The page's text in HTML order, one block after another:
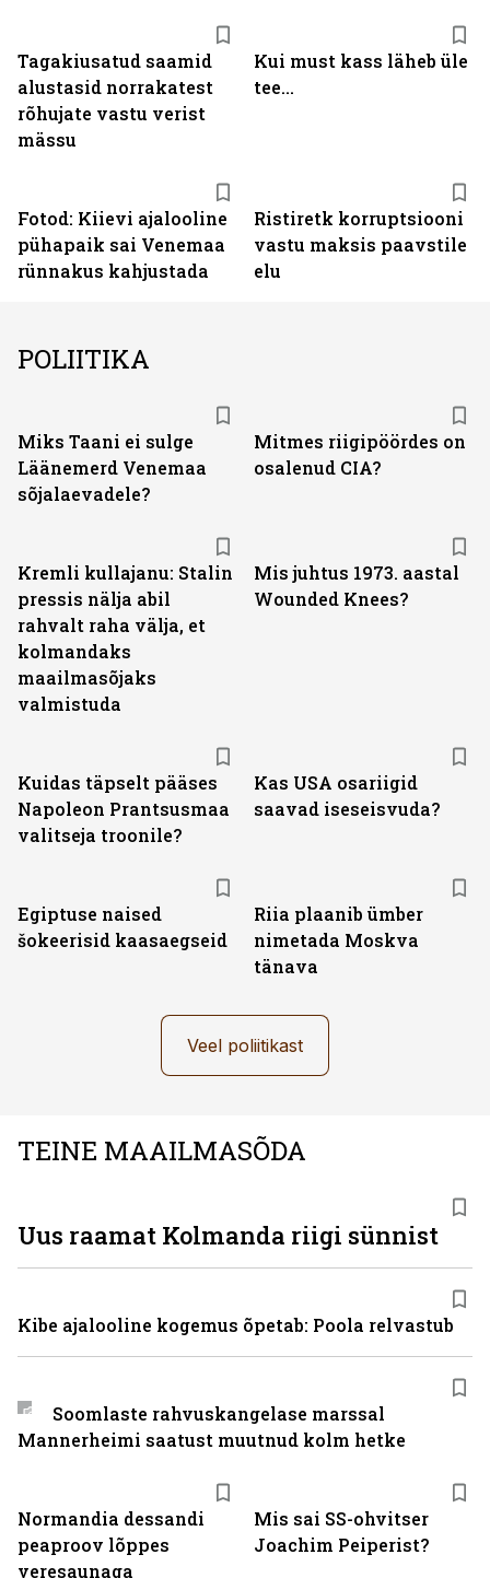
Tagakiusatud saamid
alustasid norrakatest
rõhujate vastu verist
mässu
Kui must kass läheb üle
tee...
Fotod: Kiievi ajalooline
pühapaik sai Venemaa
rünnakus kahjustada
Ristiretk korruptsiooni
vastu maksis paavstile
elu
POLIITIKA
Miks Taani ei sulge
Läänemerd Venemaa
sõjalaevadele?
Mitmes riigipöördes on
osalenud CIA?
Kremli kullajanu: Stalin
pressis nälja abil
rahvalt raha välja, et
kolmandaks
maailmasõjaks
valmistuda
Mis juhtus 1973. aastal
Wounded Knees?
Kuidas täpselt pääses
Napoleon Prantsusmaa
valitseja troonile?
Kas USA osariigid
saavad iseseisvuda?
Egiptuse naised
šokeerisid kaasaegseid
Riia plaanib ümber
nimetada Moskva
tänava
Veel poliitikast
TEINE MAAILMASÕDA
Normandia dessandi
peaproov lõppes
veresaunaga
Mis sai SS-ohvitser
Joachim Peiperist?
Uus raamat Kolmanda riigi sünnist
Kibe ajalooline kogemus õpetab: Poola relvastub
Soomlaste rahvuskangelase marssal
Mannerheimi saatust muutnud kolm hetke